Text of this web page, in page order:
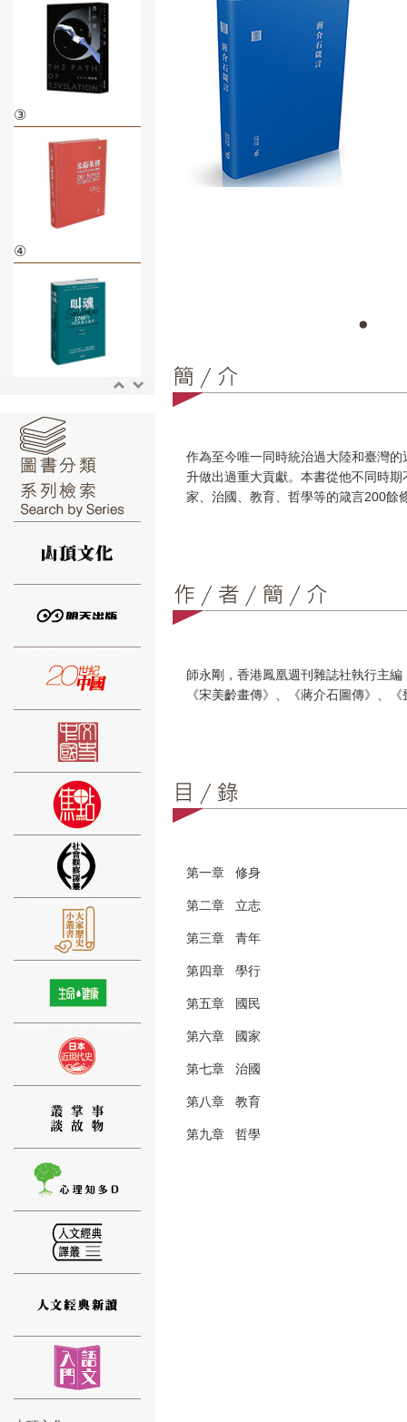
③
④
⑥
⑫
作為至今唯一同時統治過大陸和臺灣
升做出過重大貢獻。本書從他不同時
家、治國、教育、哲學等的箴言200餘
師永剛，香港鳳凰週刊雜誌社執行主
《宋美齡畫傳》、《蔣介石圖傳》、
第一章 修身
第二章 立志
第三章 青年
第四章 學行
第五章 國民
第六章 國家
第七章 治國
第八章 教育
第九章 哲學